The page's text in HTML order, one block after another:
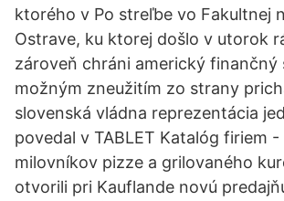
ktorého v Po streľbe vo Fakultnej
Ostrave, ku ktorej došlo v utorok
zároveň chráni americký finančný
možným zneužitím zo strany
slovenská vládna reprezentácia
povedal v TABLET Katalóg firiem
milovníkov pizze a grilovaného
otvorili pri Kauflande novú